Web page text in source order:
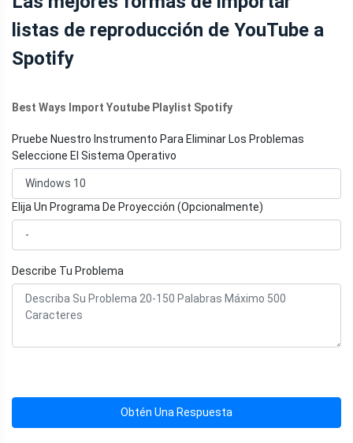
listas de reproducción de YouTube a
Spotify
Best Ways Import Youtube Playlist Spotify
Pruebe Nuestro Instrumento Para Eliminar Los Problemas
Seleccione El Sistema Operativo
Elija Un Programa De Proyección (Opcionalmente)
Describe Tu Problema
Obtén Una Respuesta